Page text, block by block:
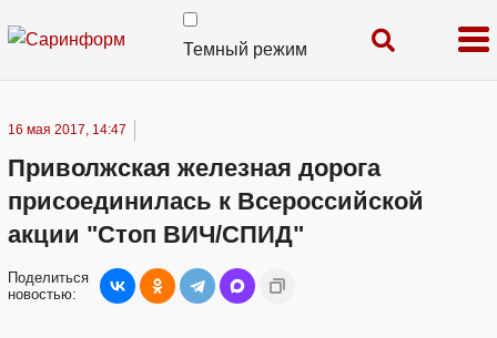
Темный режим
16 мая 2017, 14:47
Приволжская железная дорога
присоединилась к Всероссийской
акции "Стоп ВИЧ/СПИД"
Поделиться
новостью: